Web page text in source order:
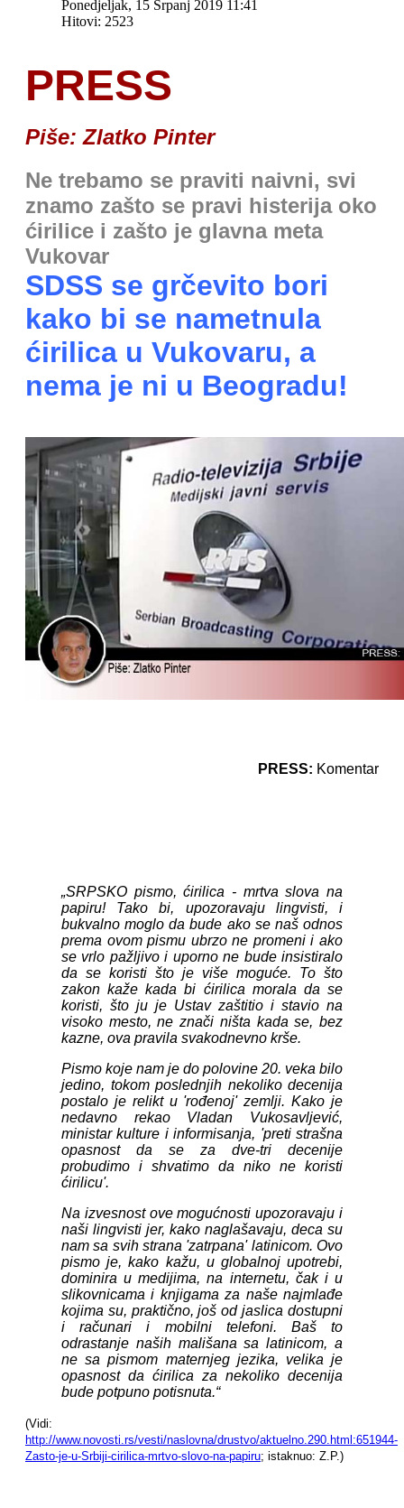
Ponedjeljak, 15 Srpanj 2019 11:41
Hitovi: 2523
PRESS
Piše: Zlatko Pinter
Ne trebamo se praviti naivni, svi
znamo zašto se pravi histerija oko
ćirilice i zašto je glavna meta
Vukovar
SDSS se grčevito bori
kako bi se nametnula
ćirilica u Vukovaru, a
nema je ni u Beogradu!
PRESS: Komentar
„SRPSKO pismo, ćirilica - mrtva slova na
papiru! Tako bi, upozoravaju lingvisti, i
bukvalno moglo da bude ako se naš odnos
prema ovom pismu ubrzo ne promeni i ako
se vrlo pažljivo i uporno ne bude insistiralo
da se koristi što je više moguće. To što
zakon kaže kada bi ćirilica morala da se
koristi, što ju je Ustav zaštitio i stavio na
visoko mesto, ne znači ništa kada se, bez
kazne, ova pravila svakodnevno krše.
Pismo koje nam je do polovine 20. veka bilo
jedino, tokom poslednjih nekoliko decenija
postalo je relikt u 'rođenoj' zemlji. Kako je
nedavno rekao Vladan Vukosavljević,
ministar kulture i informisanja, 'preti strašna
opasnost da se za dve-tri decenije
probudimo i shvatimo da niko ne koristi
ćirilicu'.
Na izvesnost ove mogućnosti upozoravaju i
naši lingvisti jer, kako naglašavaju, deca su
nam sa svih strana 'zatrpana' latinicom. Ovo
pismo je, kako kažu, u globalnoj upotrebi,
dominira u medijima, na internetu, čak i u
slikovnicama i knjigama za naše najmlađe
kojima su, praktično, još od jaslica dostupni
i računari i mobilni telefoni. Baš to
odrastanje naših mališana sa latinicom, a
ne sa pismom maternjeg jezika, velika je
opasnost da ćirilica za nekoliko decenija
bude potpuno potisnuta.“
(Vidi:
http://www.novosti.rs/vesti/naslovna/drustvo/aktuelno.290.html:651944-
Zasto-je-u-Srbiji-cirilica-mrtvo-slovo-na-papiru; istaknuo: Z.P.)